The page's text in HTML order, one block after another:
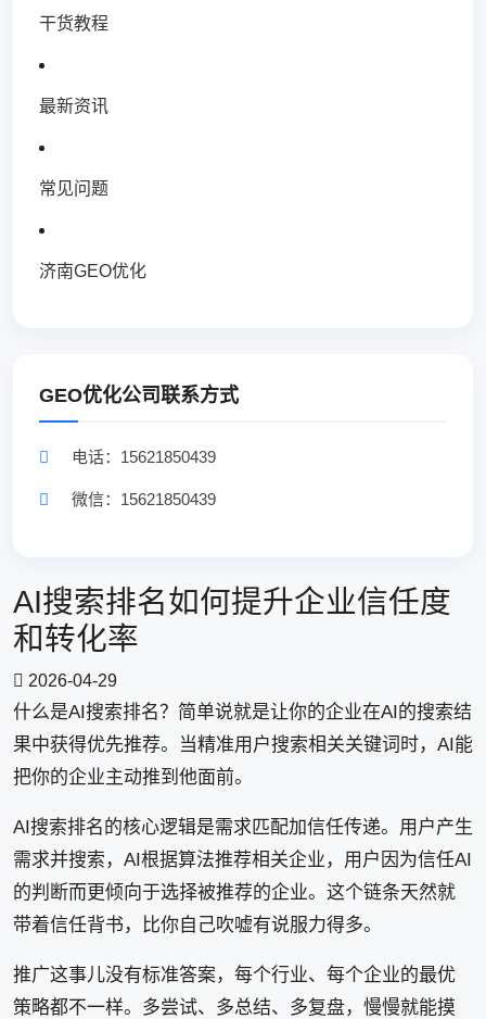
干货教程
最新资讯
常见问题
济南GEO优化
GEO优化公司联系方式
电话：15621850439
微信：15621850439
AI搜索排名如何提升企业信任度
和转化率
2026-04-29
什么是AI搜索排名？简单说就是让你的企业在AI的搜索结
果中获得优先推荐。当精准用户搜索相关关键词时，AI能
把你的企业主动推到他面前。
AI搜索排名的核心逻辑是需求匹配加信任传递。用户产生
需求并搜索，AI根据算法推荐相关企业，用户因为信任AI
的判断而更倾向于选择被推荐的企业。这个链条天然就
带着信任背书，比你自己吹嘘有说服力得多。
推广这事儿没有标准答案，每个行业、每个企业的最优
策略都不一样。多尝试、多总结、多复盘，慢慢就能摸